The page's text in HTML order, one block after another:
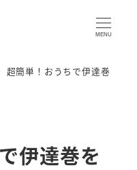
MENU
超簡単！おうちで伊達巻
伊達巻を